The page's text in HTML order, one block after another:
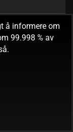
å informere om
99.998 % av